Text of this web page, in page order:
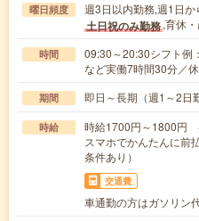
曜日頻度 週3日以内勤務,週1日
土日祝のみ勤務,育休
時間
09:30～20:30シフト例
など実働7時間30分／
期間 即日～長期（週1～2日
時給
時給1700円～1800円
スマホでかんたんに前
条件あり）
交通費
車通勤の方はガソリン